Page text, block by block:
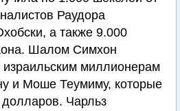
Раудора
а также 9.000
Шалом Симхон
израильским миллионерам
и Моше Теумиму, которые
Чарльз